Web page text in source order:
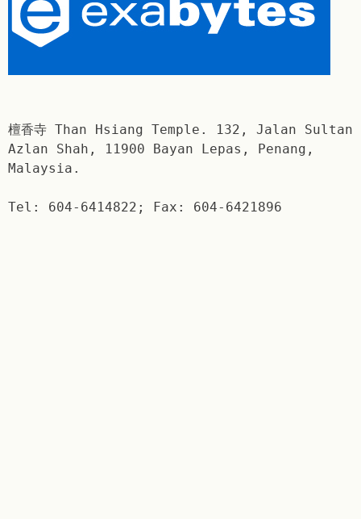
檀香寺 Than Hsiang Temple. 132, Jalan Sultan
Azlan Shah, 11900 Bayan Lepas, Penang,
Malaysia.
Tel: 604-6414822; Fax: 604-6421896